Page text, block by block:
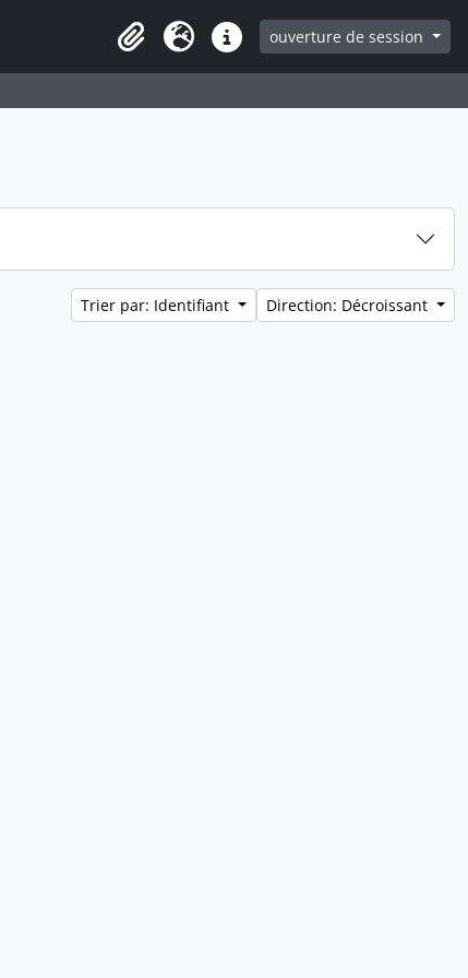
ClipboardLangueLiens rapidesouverture de session
Trier par: Identifiant Direction: Décroissant